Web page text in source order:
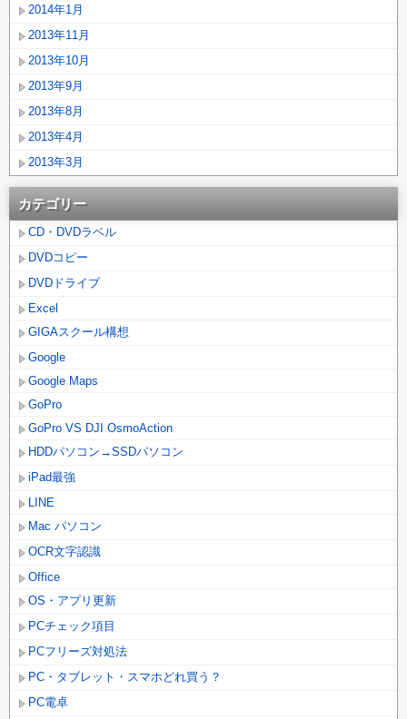
2014年1月
2013年11月
2013年10月
2013年9月
2013年8月
2013年4月
2013年3月
カテゴリー
CD・DVDラベル
DVDコピー
DVDドライブ
Excel
GIGAスクール構想
Google
Google Maps
GoPro
GoPro VS DJI OsmoAction
HDDパソコン→SSDパソコン
iPad最強
LINE
Mac パソコン
OCR文字認識
Office
OS・アプリ更新
PCチェック項目
PCフリーズ対処法
PC・タブレット・スマホどれ買う？
PC電卓